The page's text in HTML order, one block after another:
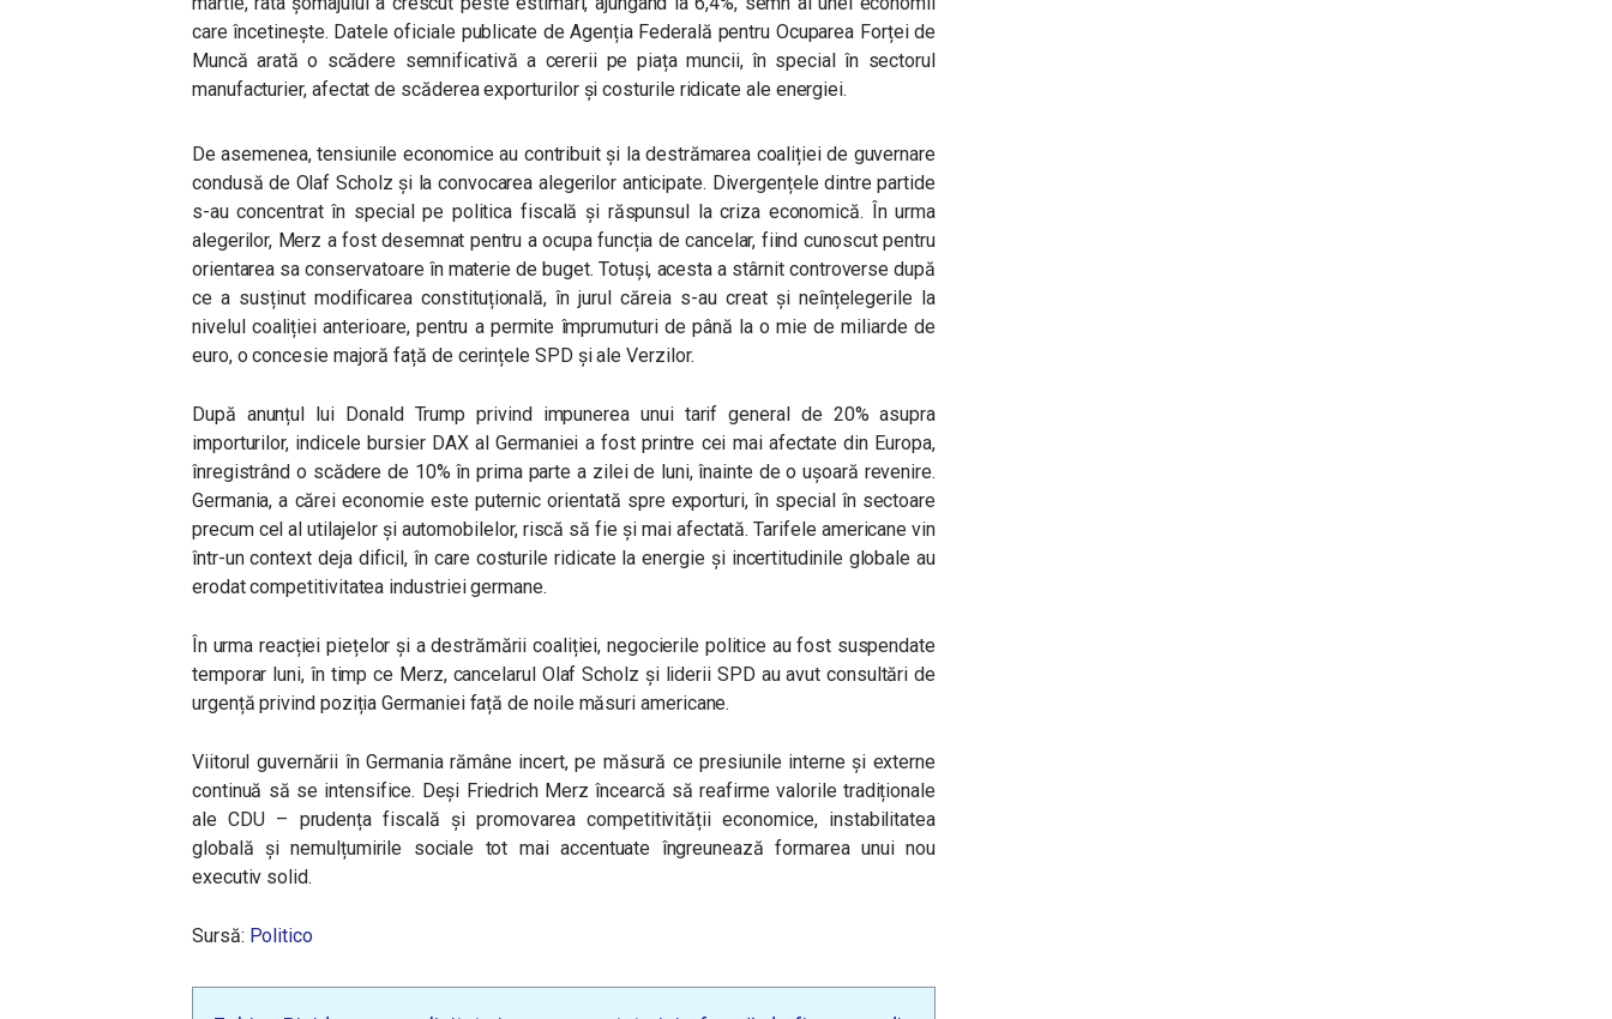
care încetinește. Datele oficiale publicate de Agenția Federală pentru Ocuparea Forței de
Muncă arată o scădere semnificativă a cererii pe piața muncii, în special în sectorul
manufacturier, afectat de scăderea exporturilor și costurile ridicate ale energiei.
De asemenea, tensiunile economice au contribuit și la destrămarea coaliției de guvernare
condusă de Olaf Scholz și la convocarea alegerilor anticipate. Divergențele dintre partide
s-au concentrat în special pe politica fiscală și răspunsul la criza economică. În urma
alegerilor, Merz a fost desemnat pentru a ocupa funcția de cancelar, fiind cunoscut pentru
orientarea sa conservatoare în materie de buget. Totuși, acesta a stârnit controverse după
ce a susținut modificarea constituțională, în jurul căreia s-au creat și neînțelegerile la
nivelul coaliției anterioare, pentru a permite împrumuturi de până la o mie de miliarde de
euro, o concesie majoră față de cerințele SPD și ale Verzilor.
După anunțul lui Donald Trump privind impunerea unui tarif general de 20% asupra
importurilor, indicele bursier DAX al Germaniei a fost printre cei mai afectate din Europa,
înregistrând o scădere de 10% în prima parte a zilei de luni, înainte de o ușoară revenire.
Germania, a cărei economie este puternic orientată spre exporturi, în special în sectoare
precum cel al utilajelor și automobilelor, riscă să fie și mai afectată. Tarifele americane vin
într-un context deja dificil, în care costurile ridicate la energie și incertitudinile globale au
erodat competitivitatea industriei germane.
În urma reacției piețelor și a destrămării coaliției, negocierile politice au fost suspendate
temporar luni, în timp ce Merz, cancelarul Olaf Scholz și liderii SPD au avut consultări de
urgență privind poziția Germaniei față de noile măsuri americane.
Viitorul guvernării în Germania rămâne incert, pe măsură ce presiunile interne și externe
continuă să se intensifice. Deși Friedrich Merz încearcă să reafirme valorile tradiționale
ale CDU – prudența fiscală și promovarea competitivității economice, instabilitatea
globală și nemulțumirile sociale tot mai accentuate îngreunează formarea unui nou
executiv solid.
Sursă: Politico